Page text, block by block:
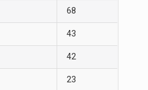
68
43
42
23